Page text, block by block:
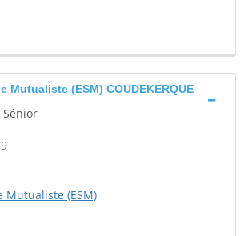
Mutualiste (ESM) COUDEKERQUE
Mutualiste (ESM)